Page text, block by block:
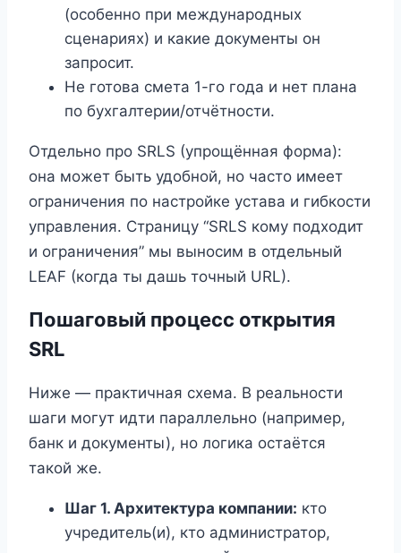
(особенно при международных
сценариях) и какие документы он
запросит.
Не готова смета 1-го года и нет плана
по бухгалтерии/отчётности.
Отдельно про SRLS (упрощённая форма):
она может быть удобной, но часто имеет
ограничения по настройке устава и гибкости
управления. Страницу “SRLS кому подходит
и ограничения” мы выносим в отдельный
LEAF (когда ты дашь точный URL).
Пошаговый процесс открытия
SRL
Ниже — практичная схема. В реальности
шаги могут идти параллельно (например,
банк и документы), но логика остаётся
такой же.
Шаг 1. Архитектура компании: кто
учредитель(и), кто администратор,